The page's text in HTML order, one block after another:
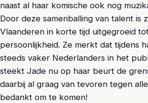
naast al haar komische ook nog
Door deze samenballing van talent is
Vlaanderen in korte tijd uitgegroeid
persoonlijkheid. Ze merkt dat tijdens
steeds vaker Nederlanders in het
steekt Jade nu op haar beurt de
daarbij al graag van tevoren tegen
bedankt om te komen!